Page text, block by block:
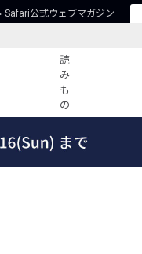
Safari公式ウェブマガジン
読
み
も
の